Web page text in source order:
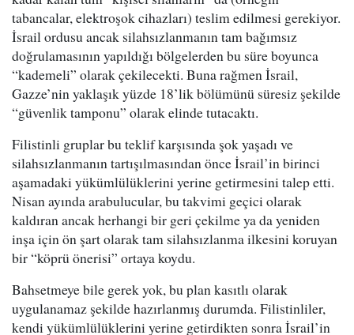
tabancalar, elektroşok cihazları) teslim edilmesi gerekiyor.
İsrail ordusu ancak silahsızlanmanın tam bağımsız
doğrulamasının yapıldığı bölgelerden bu süre boyunca
“kademeli” olarak çekilecekti. Buna rağmen İsrail,
Gazze’nin yaklaşık yüzde 18’lik bölümünü süresiz şekilde
“güvenlik tamponu” olarak elinde tutacaktı.
Filistinli gruplar bu teklif karşısında şok yaşadı ve
silahsızlanmanın tartışılmasından önce İsrail’in birinci
aşamadaki yükümlülüklerini yerine getirmesini talep etti.
Nisan ayında arabulucular, bu takvimi geçici olarak
kaldıran ancak herhangi bir geri çekilme ya da yeniden
inşa için ön şart olarak tam silahsızlanma ilkesini koruyan
bir “köprü önerisi” ortaya koydu.
Bahsetmeye bile gerek yok, bu plan kasıtlı olarak
uygulanamaz şekilde hazırlanmış durumda. Filistinliler,
kendi yükümlülüklerini yerine getirdikten sonra İsrail’in